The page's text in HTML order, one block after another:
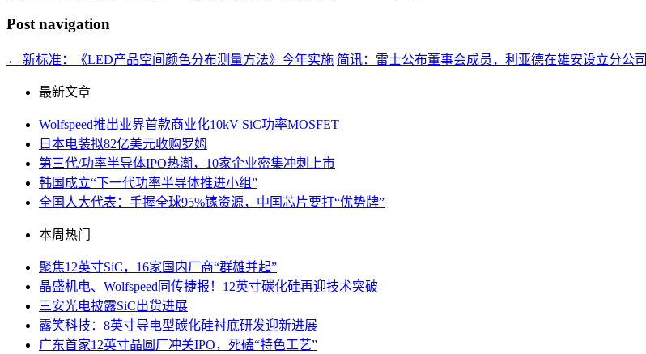
Post navigation
← 新标准：《LED产品空间颜色分布测量方法》今年实施 简讯：雷士公布董事会成员，利亚德在雄安设立分公司
最新文章
Wolfspeed推出业界首款商业化10kV SiC功率MOSFET
日本电装拟82亿美元收购罗姆
第三代/功率半导体IPO热潮，10家企业密集冲刺上市
韩国成立“下一代功率半导体推进小组”
全国人大代表：手握全球95%镓资源，中国芯片要打“优势牌”
本周热门
聚焦12英寸SiC，16家国内厂商“群雄并起”
晶盛机电、Wolfspeed同传捷报！12英寸碳化硅再迎技术突破
三安光电披露SiC出货进展
露笑科技：8英寸导电型碳化硅衬底研发迎新进展
广东首家12英寸晶圆厂冲关IPO，死磕“特色工艺”